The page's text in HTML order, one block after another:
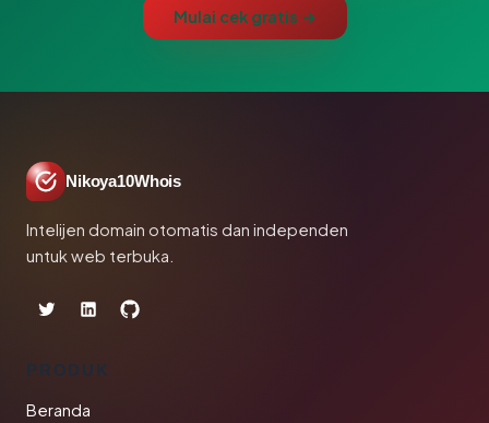
Mulai cek gratis →
Nikoya10Whois
Intelijen domain otomatis dan independen
untuk web terbuka.
PRODUK
Beranda